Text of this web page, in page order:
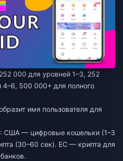
000 для уровней 1–3, 252
500 000+ для полного
имя пользователя для
: США — цифровые кошельки (1–3
(30–60 сек). ЕС — крипта для